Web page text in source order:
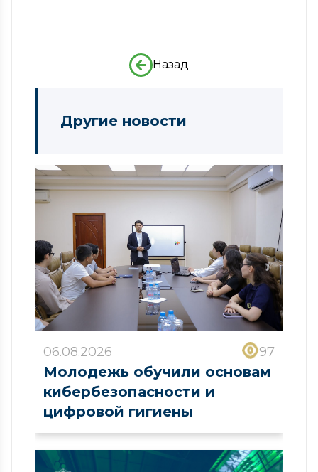
Назад
Другие новости
06.08.2026 97
Молодежь обучили основам
кибербезопасности и
цифровой гигиены